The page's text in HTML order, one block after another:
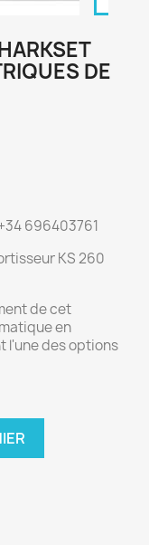
DE
696403761
KS 260
de cet
en
l'une des options